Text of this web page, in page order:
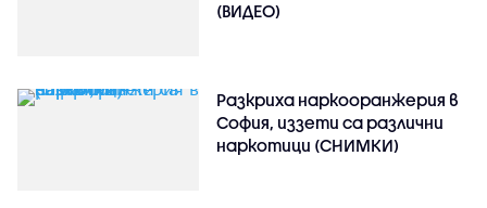
(ВИДЕО)
Разкриха наркооранжерия в
София, иззети са различни
наркотици (СНИМКИ)